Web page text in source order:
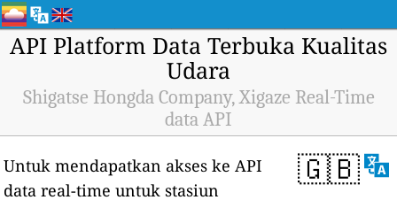
API Platform Data Terbuka Kualitas
Udara
Shigatse Hongda Company, Xigaze Real-Time
data API
🇬🇧
Untuk mendapatkan akses ke API
data real-time untuk stasiun